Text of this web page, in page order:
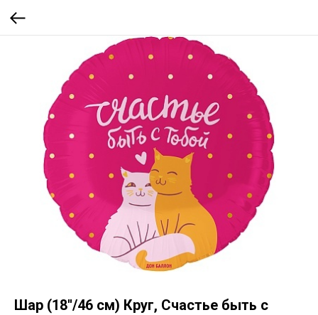
Шар (18''/46 см) Круг, Счастье быть с